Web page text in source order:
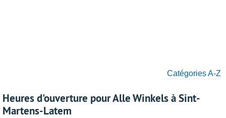
Catégories A-Z
Heures d'ouverture pour Alle Winkels à Sint-
Martens-Latem